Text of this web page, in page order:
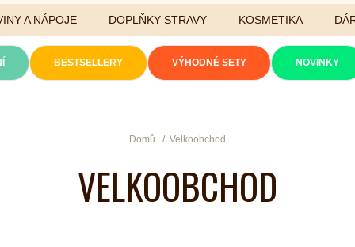
A NÁPOJE DOPLŇKY STRAVY KOSMETIKA
BESTSELLERY VÝHODNÉ SETY NOVINKY
Domů Velkoobchod
VELKOOBCHOD